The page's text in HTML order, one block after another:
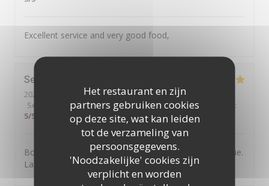
Het restaurant en zijn
partners gebruiken cookies
op deze site, wat kan leiden
tot de verzameling van
persoonsgegevens.
'Noodzakelijke' cookies zijn
verplicht en worden
Excellent service and very good food,
Severine
2026-07-30
- 20:30 - Gasten 2
Service
/5 Atmosfeer :5/5 Keuken: 5/5 Kwaliteit / Prijs
:
5/5
Bonne adresse. L'accueil est chaleureux et sympathique.
La nourriture est très bonne. On y reviendra.